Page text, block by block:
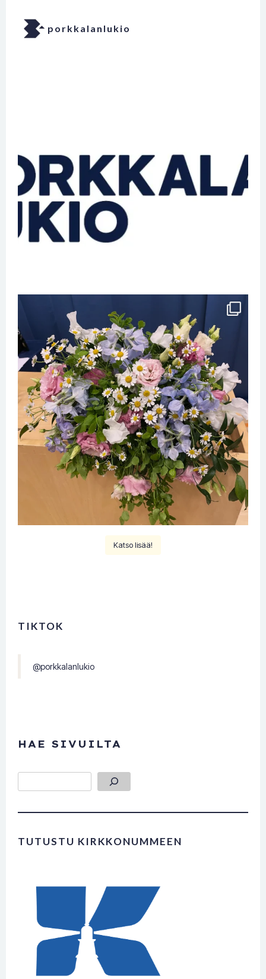
porkkalanlukio
Katso lisää!
TIKTOK
@porkkalanlukio
HAE SIVUILTA
TUTUSTU KIRKKONUMMEEN